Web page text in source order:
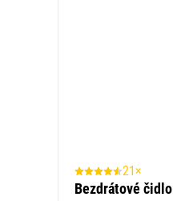
21×
Bezdrátové